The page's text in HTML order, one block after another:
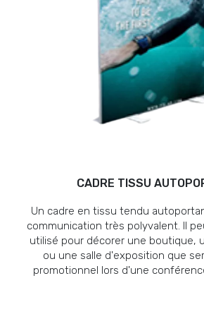
CADRE TISSU
Un cadre en tissu tendu
communication très polyvalent. Il
utilisé pour décorer une boutique,
ou une salle d'exposition que
promotionnel lors d'une